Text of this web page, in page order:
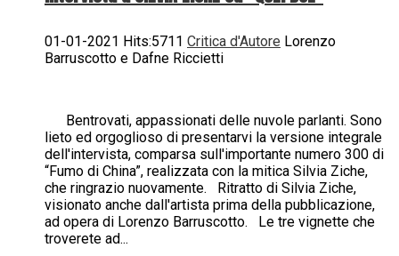
01-01-2021 Hits:5711 Critica d'Autore Lorenzo
Barruscotto e Dafne Riccietti
Bentrovati, appassionati delle nuvole parlanti. Sono
lieto ed orgoglioso di presentarvi la versione integrale
dell'intervista, comparsa sull'importante numero 300 di
“Fumo di China”, realizzata con la mitica Silvia Ziche,
che ringrazio nuovamente. Ritratto di Silvia Ziche,
visionato anche dall'artista prima della pubblicazione,
ad opera di Lorenzo Barruscotto. Le tre vignette che
troverete ad...